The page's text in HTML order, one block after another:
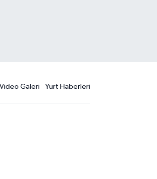
Video Galeri Yurt Haberleri